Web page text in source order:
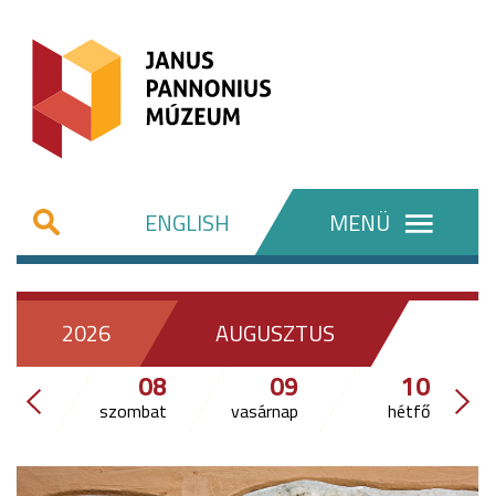
ENGLISH MENÜ
2026 AUGUSZTUS
08
szombat
09
vasárnap
10
hétfő